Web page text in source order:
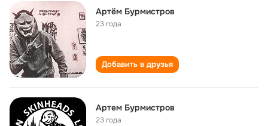
Артём Бурмистров
23 года
Добавить в друзья
Артем Бурмистров
23 года